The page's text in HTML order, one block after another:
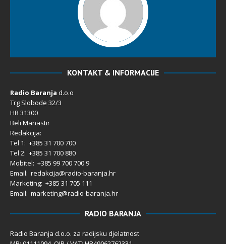
KONTAKT & INFORMACIJE
Radio Baranja d.o.o
Trg Slobode 32/3
HR 31300
Beli Manastir
Redakcija:
Tel 1: +385 31 700 700
Tel 2: +385 31 700 880
Mobitel: +385 99 700 700 9
Email: redakcija@radio-baranja.hr
Marketing: +385 31 705 111
Email: marketing@radio-baranja.hr
RADIO BARANJA
Radio Baranja d.o.o. za radijsku djelatnost